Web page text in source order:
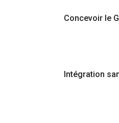
Concevoir le
Intégration